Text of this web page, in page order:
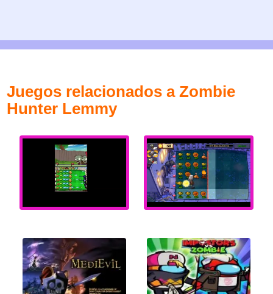
Juegos relacionados a Zombie
Hunter Lemmy